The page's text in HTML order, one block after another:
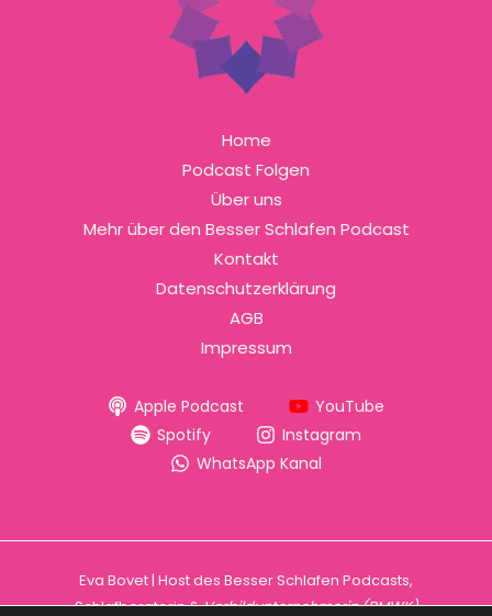
Home
Podcast Folgen
Über uns
Mehr über den Besser Schlafen Podcast
Kontakt
Datenschutzerklärung
AGB
Impressum
Apple Podcast
YouTube
Spotify
Instagram
WhatsApp Kanal
Eva Bovet | Host des Besser Schlafen Podcasts,
Schlafberaterin &Vorbildunternehmerin (BMWK)